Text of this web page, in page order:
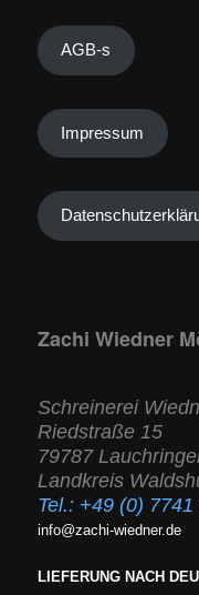
AGB-s
Impressum
Zachi Wiedner
Schreinerei
Riedstraße 15
79787
Landkreis
Tel.: +49 (0) 7741
info@zachi-wiedner.de
LIEFERUNG NACH